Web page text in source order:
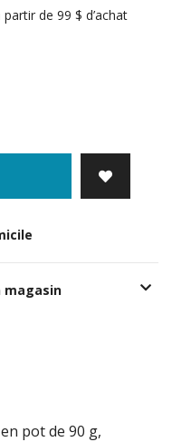
de 99 $ d’achat
magasin
pot de 90 g,